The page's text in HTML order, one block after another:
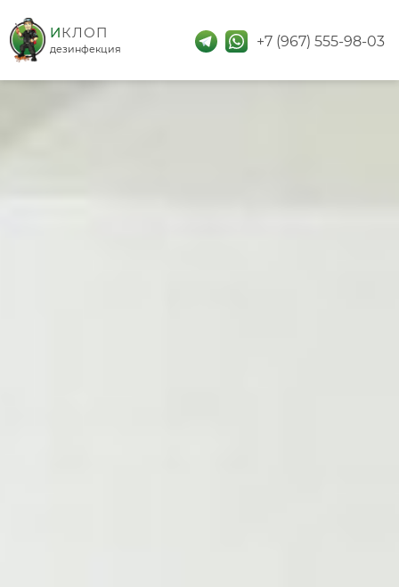
дезинфекция